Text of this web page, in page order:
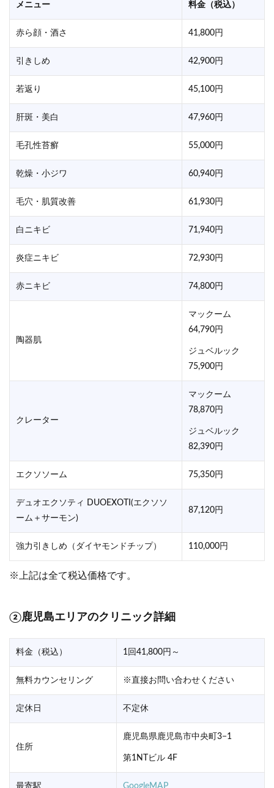
メニュー 料金（税込）
赤ら顔・酒さ 41,800円
引きしめ 42,900円
若返り 45,100円
肝斑・美白 47,960円
毛孔性苔癬 55,000円
乾燥・小ジワ 60,940円
毛穴・肌質改善 61,930円
白ニキビ 71,940円
炎症ニキビ 72,930円
赤ニキビ 74,800円
陶器肌
マックーム
64,790円
ジュベルック
75,900円
クレーター
マックーム
78,870円
ジュベルック
82,390円
エクソソーム 75,350円
デュオエクソティ DUOEXOTI(エクソソ
ーム＋サーモン)
87,120円
強力引きしめ（ダイヤモンドチップ） 110,000円
※上記は全て税込価格です。
②鹿児島エリアのクリニック詳細
料金（税込） 1回41,800円～
無料カウンセリング ※直接お問い合わせください
定休日 不定休
住所
鹿児島県鹿児島市中央町3−1
第1NTビル 4F